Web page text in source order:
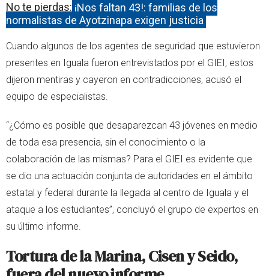
No te pierdas: ¡Nos faltan 43!: familias de los
normalistas de Ayotzinapa exigen justicia
Cuando algunos de los agentes de seguridad que estuvieron
presentes en Iguala fueron entrevistados por el GIEI, estos
dijeron mentiras y cayeron en contradicciones, acusó el
equipo de especialistas.
“¿Cómo es posible que desaparezcan 43 jóvenes en medio
de toda esa presencia, sin el conocimiento o la
colaboración de las mismas? Para el GIEI es evidente que
se dio una actuación conjunta de autoridades en el ámbito
estatal y federal durante la llegada al centro de Iguala y el
ataque a los estudiantes”, concluyó el grupo de expertos en
su último informe.
Tortura de la Marina, Cisen y Seido,